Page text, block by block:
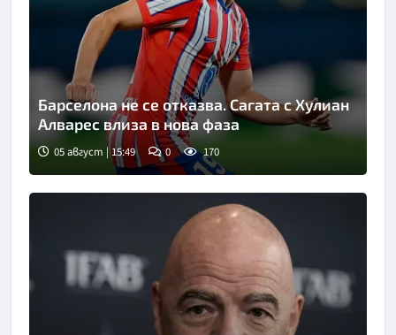
Снимка: goggle
Барселона не се отказва. Сагата с Хулиан
Алварес влиза в нова фаза
05 август | 15:49 0 170